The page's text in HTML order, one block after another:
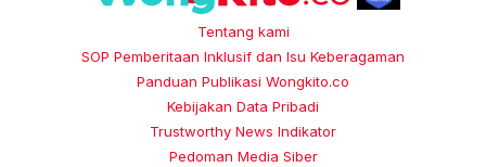
Tentang kami
SOP Pemberitaan Inklusif dan Isu Keberagaman
Panduan Publikasi Wongkito.co
Kebijakan Data Pribadi
Trustworthy News Indikator
Pedoman Media Siber